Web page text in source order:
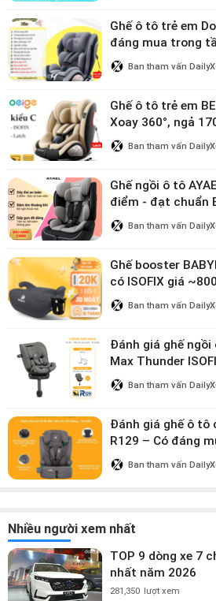
Ghế ô tô trẻ em
đáng mua trong
Ban tham vấn
Ghế ô tô trẻ em
Xoay 360°, ngả
linh hoạt cho bé
Ban tham vấn
Ghế ngồi ô tô
điểm - đạt chuẩn
10 tuổi
Ban tham vấn
Ghế booster
có ISOFIX giá
mua?
Ban tham vấn
Đánh giá ghế
Max Thunder
dùng đến 12
triệu?
Ban tham vấn
Đánh giá ghế ô tô
R129 – Có đáng
triệu?
Ban tham vấn
Nhiều người xem nhất
TOP 9 dòng xe 7
nhất năm 2026
281,350 lượt xem